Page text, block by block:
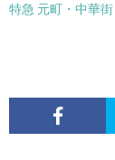
特急 元町・中華